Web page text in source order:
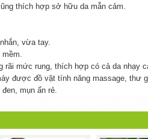
thích hợp sở hữu da mẫn cảm.
vừa tay.
rãi mức rung, thích hợp có cả da nhạy
được đồ vật tính năng massage, thư
mụn ẩn rẻ.